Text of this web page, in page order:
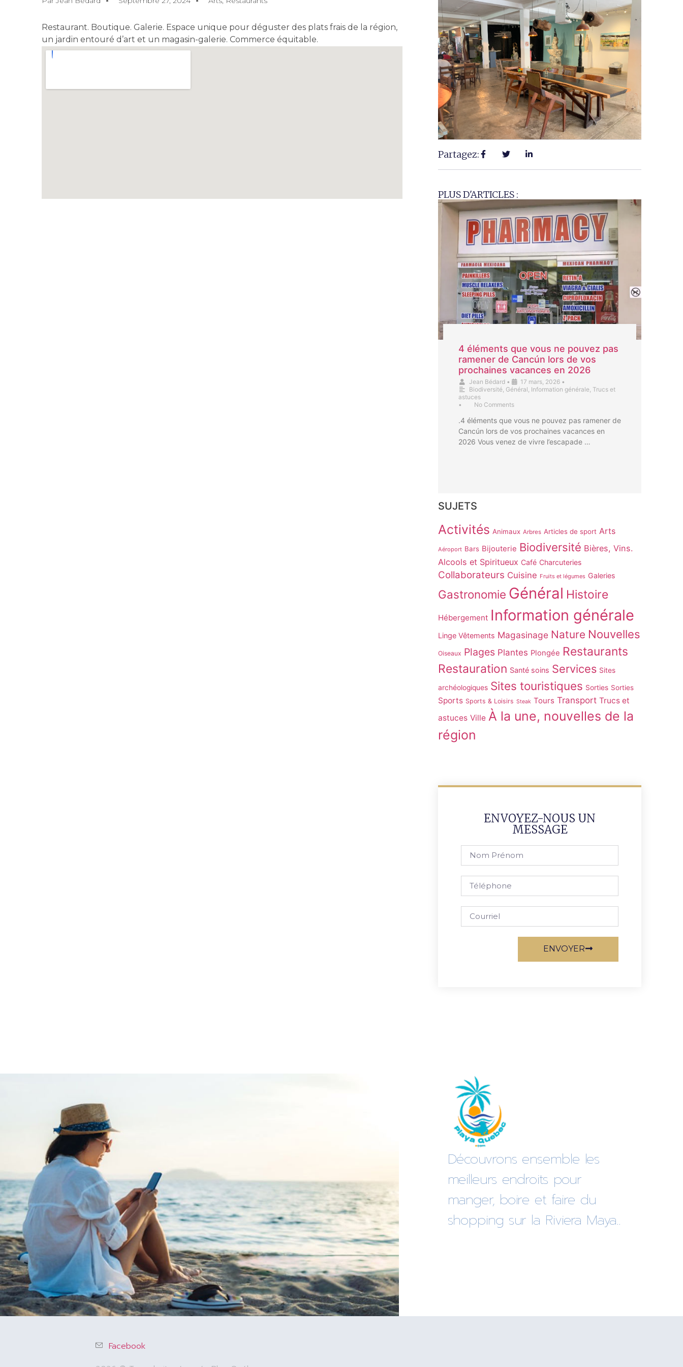
Restaurant. Boutique. Galerie. Espace unique pour déguster des plats frais de la région,
un jardin entouré d’art et un magasin-galerie. Commerce équitable.
Partagez:
PLUS D'ARTICLES :
4 éléments que vous ne pouvez pas
ramener de Cancún lors de vos
prochaines vacances en 2026
Jean Bédard • 17 mars, 2026 •
Biodiversité Général Information générale Trucs et
astuces
•
No Comments
.4 éléments que vous ne pouvez pas ramener de
Cancún lors de vos prochaines vacances en
2026 Vous venez de vivre l’escapade …
SUJETS
Activités Animaux Arbres Articles de sport Arts
Aéroport Bars Bijouterie Biodiversité Bières, Vins.
Alcools et Spiritueux Café Charcuteries
Collaborateurs Cuisine Fruits et légumes Galeries
Gastronomie Général Histoire
Hébergement Information générale
Linge Vêtements Magasinage Nature Nouvelles
Oiseaux Plages Plantes Plongée Restaurants
Restauration Santé soins Services Sites
archéologiques Sites touristiques Sorties Sorties
Sports Sports & Loisirs Steak Tours Transport Trucs et
astuces Ville À la une, nouvelles de la
région
ENVOYEZ-NOUS UN
MESSAGE
ENVOYER
Découvrons ensemble les
meilleurs endroits pour
manger, boire et faire du
shopping sur la Riviera Maya..
Facebook